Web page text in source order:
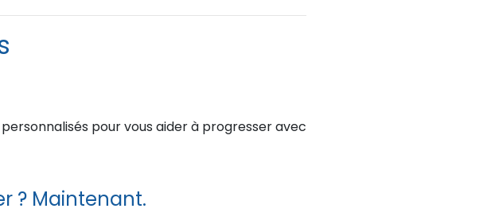
pour vous aider à progresser avec
? Maintenant.